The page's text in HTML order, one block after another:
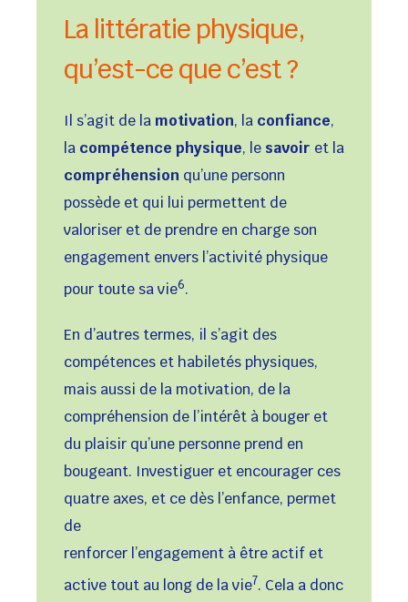
La littératie physique,
qu’est-ce que c’est ?
Il s’agit de la motivation, la confiance,
la compétence physique, le savoir et la
compréhensionqu’une personn
possède et qui lui permettent de
valoriser et de prendre en charge son
engagement envers l’activité physique
pour toute sa vie6.
En d’autres termes, il s’agit des
compétences et habiletés physiques,
mais aussi de la motivation, de la
compréhension de l’intérêt à bouger et
du plaisir qu’une personne prend en
bougeant. Investiguer et encourager ces
quatre axes, et ce dès l’enfance, permet
de
renforcer l’engagement à être actif et
active tout au long de la vie7. Cela a donc